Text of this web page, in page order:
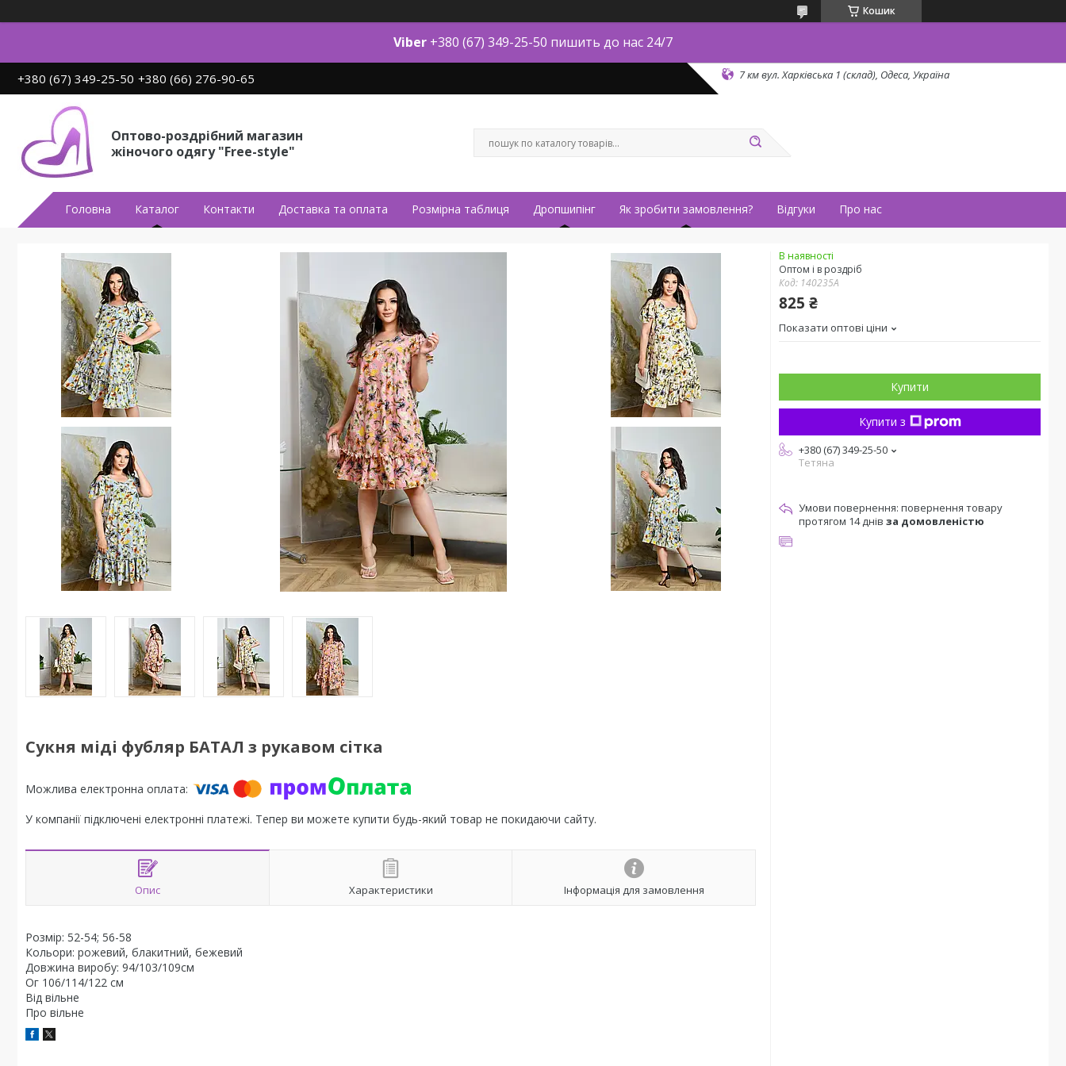
Кошик
Viber +380 (67) 349-25-50 пишить до нас 24/7
+380 (67) 349-25-50 +380 (66) 276-90-65 7 км вул. Харківська 1 (склад), Одеса, Україна
Оптово-роздрібний магазин
жіночого одягу "Free-style"
Головна Каталог Контакти Доставка та оплата Розмірна таблиця Дропшипінг Як зробити замовлення? Відгуки Про нас
Сукня міді фубляр БАТАЛ з рукавом сітка
У компанії підключені електронні платежі. Тепер ви можете купити будь-який товар не покидаючи сайту.
Опис Характеристики Інформація для замовлення
Розмір: 52-54; 56-58
Кольори: рожевий, блакитний, бежевий
Довжина виробу: 94/103/109см
Ог 106/114/122 см
Від вільне
Про вільне
В наявності
Оптом і в роздріб
Код: 140235А
825 ₴
Показати оптові ціни
Купити
Купити з
+380 (67) 349-25-50
Тетяна
повернення товару
протягом 14 днів за домовленістю